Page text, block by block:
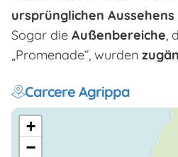
ursprünglichen Aussehens
Sogar die Außenbereiche,
„Promenade“, wurden
Carcere Agrippa
+
−